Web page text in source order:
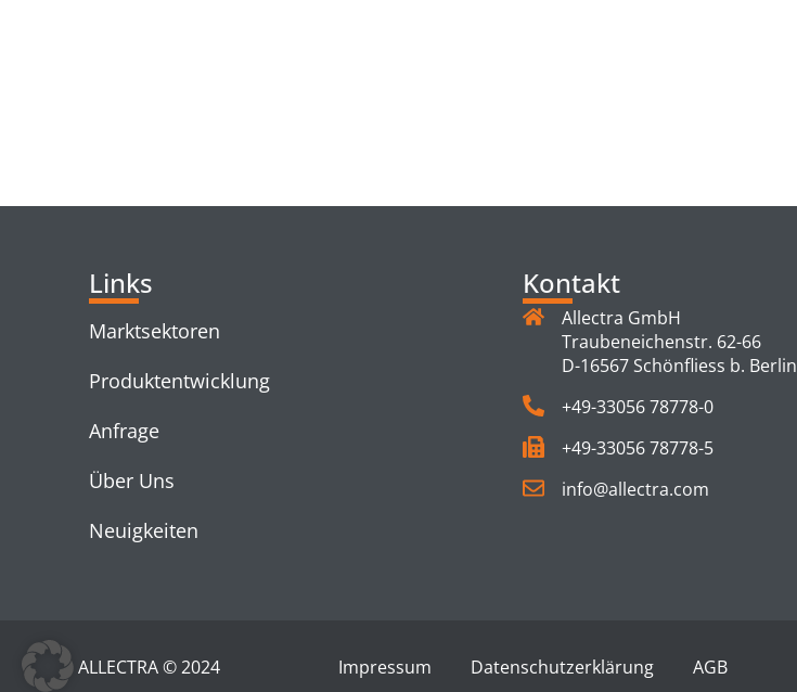
Links
Marktsektoren
Produktentwicklung
Anfrage
Über Uns
Neuigkeiten
Kontakt
Allectra GmbH
Traubeneichenstr. 62-66
D-16567 Schönfliess b. Berlin
+49-33056 78778-0
+49-33056 78778-5
info@allectra.com
ALLECTRA © 2024 Impressum Datenschutzerklärung AGB